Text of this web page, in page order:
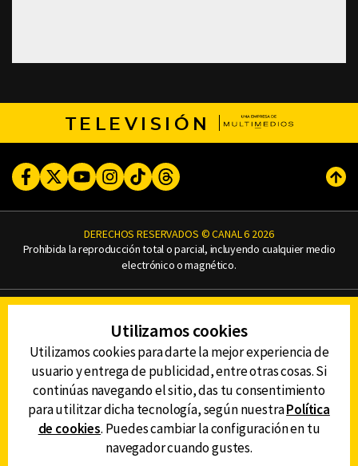
TELEVISIÓN
FacebookTwitterYoutubeInstagram
TikTokThreads
DERECHOS RESERVADOS © CANAL 6 2026
Prohibida la reproducción total o parcial, incluyendo cualquier medio
electrónico o magnético.
AVISO DE PRIVACIDAD
AVISO LEGAL
DEFENSORÍA DE LAS AUDIENCIAS
DESCARGA LA APP DE CANAL 6
Utilizamos cookies
Utilizamos cookies para darte la mejor experiencia de
usuario y entrega de publicidad, entre otras cosas. Si
continúas navegando el sitio, das tu consentimiento
para utilitzar dicha tecnología, según nuestraPolítica
de cookies. Puedes cambiar la configuración en tu
navegador cuando gustes.